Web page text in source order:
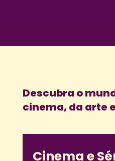
Descubra o
cinema, da arte
Cinema e